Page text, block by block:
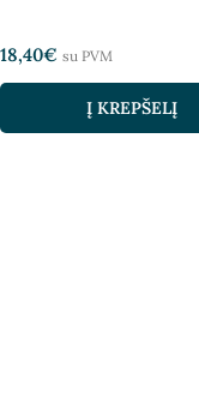
18,40€ su PVM
Į KREPŠELĮ